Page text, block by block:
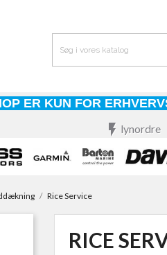
ER KUN FOR
flash_on lynordre
Rice Service
RICE